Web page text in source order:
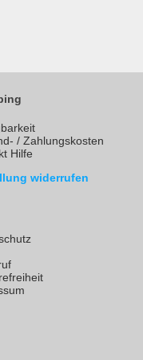
/ Zahlungskosten
Hilfe
widerrufen